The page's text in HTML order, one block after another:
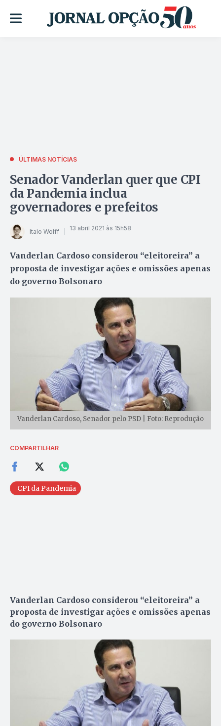
ÚLTIMAS NOTÍCIAS
Senador Vanderlan quer que CPI
da Pandemia inclua
governadores e prefeitos
Italo Wolff 13 abril 2021 às 15h58
Vanderlan Cardoso considerou “eleitoreira” a
proposta de investigar ações e omissões apenas
do governo Bolsonaro
Vanderlan Cardoso, Senador pelo PSD | Foto: Reprodução
COMPARTILHAR
CPI da Pandemia
Vanderlan Cardoso considerou “eleitoreira” a
proposta de investigar ações e omissões apenas
do governo Bolsonaro